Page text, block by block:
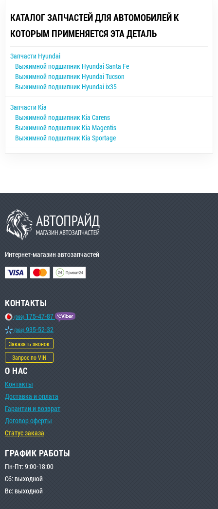
КАТАЛОГ ЗАПЧАСТЕЙ ДЛЯ АВТОМОБИЛЕЙ К
КОТОРЫМ ПРИМЕНЯЕТСЯ ЭТА ДЕТАЛЬ
Запчасти Hyundai
Выжимной подшипник Hyundai Santa Fe
Выжимной подшипник Hyundai Tucson
Выжимной подшипник Hyundai ix35
Запчасти Kia
Выжимной подшипник Kia Carens
Выжимной подшипник Kia Magentis
Выжимной подшипник Kia Sportage
Интернет-магазин автозапчастей
КОНТАКТЫ
(099) 175-47-87
(068) 935-52-32
Заказать звонок
Запрос по VIN
О НАС
Контакты
Доставка и оплата
Гарантии и возврат
Договор оферты
Статус заказа
ГРАФИК РАБОТЫ
Пн-Пт: 9:00-18:00
Сб: выходной
Вс: выходной